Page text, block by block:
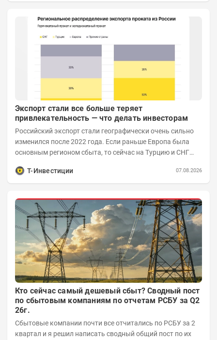
Экспорт стали все больше теряет
привлекательность — что делать инвесторам
Российский экспорт стали географически очень сильно
изменился после 2022 года. Если раньше Европа была
основным регионом сбыта, то сейчас на Турцию и СНГ
Т-Инвестиции
07.08.2026
Кто сейчас самый дешевый сбыт? Сводный пост
по сбытовым компаниям по отчетам РСБУ за Q2
26г.
Сбытовые компании почти все отчитались по РСБУ за 2
квартал и я решил написать сводный общий пост по их